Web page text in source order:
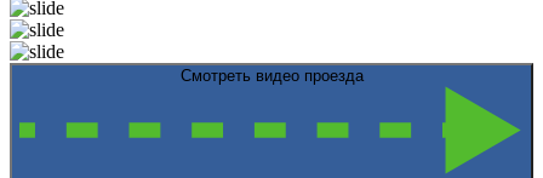
Смотреть видео проезда